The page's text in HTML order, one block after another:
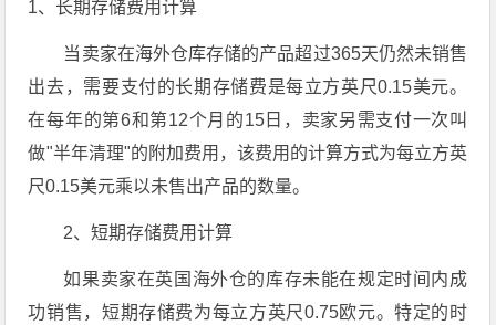
1、长期存储费用计算
当卖家在海外仓库存储的产品超过365天仍然未销售
出去，需要支付的长期存储费是每立方英尺0.15美元。
在每年的第6和第12个月的15日，卖家另需支付一次叫
做"半年清理"的附加费用，该费用的计算方式为每立方英
尺0.15美元乘以未售出产品的数量。
2、短期存储费用计算
如果卖家在英国海外仓的库存未能在规定时间内成
功销售，短期存储费为每立方英尺0.75欧元。特定的时